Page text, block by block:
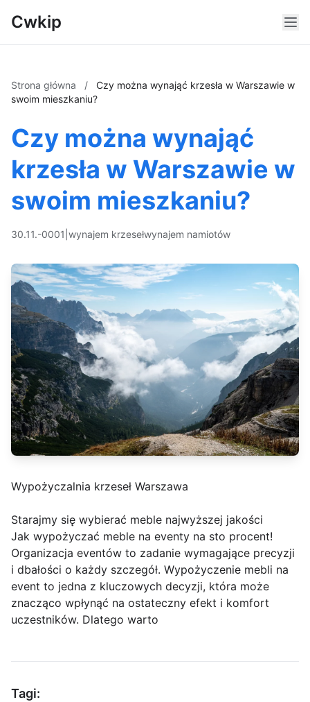
Cwkip
Strona główna /
Czy można wynająć krzesła w Warszawie w
swoim mieszkaniu?
Czy można wynająć
krzesła w Warszawie w
swoim mieszkaniu?
30.11.-0001 wynajem krzesełwynajem namiotów
Wypożyczalnia krzeseł Warszawa
Starajmy się wybierać meble najwyższej jakości
Jak wypożyczać meble na eventy na sto procent!
Organizacja eventów to zadanie wymagające precyzji
i dbałości o każdy szczegół. Wypożyczenie mebli na
event to jedna z kluczowych decyzji, która może
znacząco wpłynąć na ostateczny efekt i komfort
uczestników. Dlatego warto
Tagi: